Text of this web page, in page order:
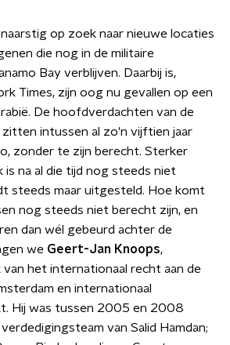
op zoek naar nieuwe locaties
die nog in de militaire
Bay verblijven. Daarbij is,
Times, zijn oog nu gevallen op een
De hoofdverdachten van de
zitten intussen al zo'n vijftien jaar
zonder te zijn berecht. Sterker
is na al die tijd nog steeds niet
steeds maar uitgesteld. Hoe komt
nog steeds niet berecht zijn, en
dan wél gebeurd achter de
we Geert-Jan Knoops,
van het internationaal recht aan de
en internationaal
Hij was tussen 2005 en 2008
van Salid Hamdan;